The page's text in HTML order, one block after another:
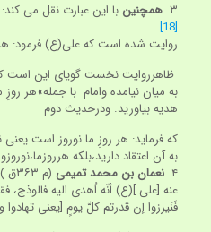
۳. همچنین با این عبارت نقل می
[18]
روایت شده است که علی(ع) فرمود:
ظاهرروایت نخست گویای این است
به میان نیامده وامام با جمله»هر روزِ
هدیه بیاورید. ودرحدیث دوم
که فرماید: هر روزِ ما نوروز
به آن اعتقاد دارید،بلکه
۴. نعمان بن محمد تمیمی (م ۳۶۳ق ) در کتاب «دعائم الاسلام» :
عنه [علی ](ع) أنّه اُهدی الیه فالوذج،
فَنَیرزوا إن قدرتم کلَّ یومٍ [یعنی تهادوا